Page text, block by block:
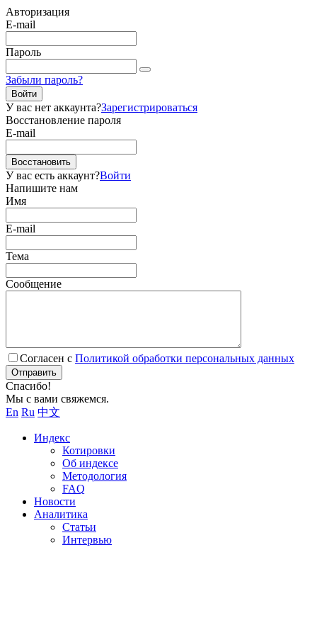
Авторизация
E-mail
Пароль
Забыли пароль?
Войти
У вас нет аккаунта?Зарегистрироваться
Восстановление пароля
E-mail
Восстановить
У вас есть аккаунт?Войти
Напишите нам
Имя
E-mail
Тема
Сообщение
Согласен с Политикой обработки персональных данных
Отправить
Спасибо!
Мы с вами свяжемся.
En Ru 中文
Индекс
Котировки
Об индексе
Методология
FAQ
Новости
Аналитика
Статьи
Интервью